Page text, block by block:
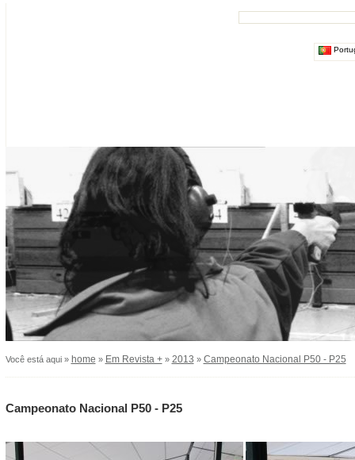
Você está aqui » home » Em Revista +» 2013 » Campeonato Nacional P50 - P25
Campeonato Nacional P50 - P25